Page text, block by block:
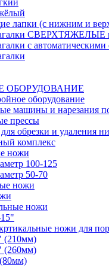
лапки (с нижним и
СВЕРХТЯЖЕЛЫЕ
с
ОБОРУДОВАНИЕ
оборудование
машины и нарезания
прессы
обрезки и удаления
комплекс
ножи
100-125
50-70
ножи
ножи
ножи для
(210мм)
(260мм)